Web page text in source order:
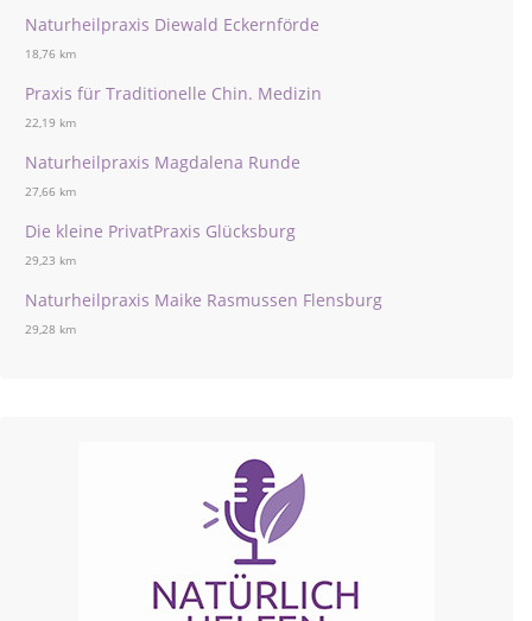
Naturheilpraxis Diewald Eckernförde
18,76 km
Praxis für Traditionelle Chin. Medizin
22,19 km
Naturheilpraxis Magdalena Runde
27,66 km
Die kleine PrivatPraxis Glücksburg
29,23 km
Naturheilpraxis Maike Rasmussen Flensburg
29,28 km